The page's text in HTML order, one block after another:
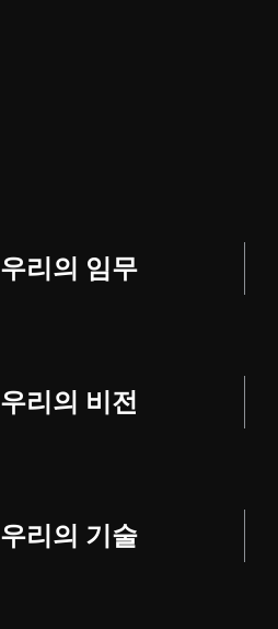
우리의 임무
우리의 비전
우리의 기술